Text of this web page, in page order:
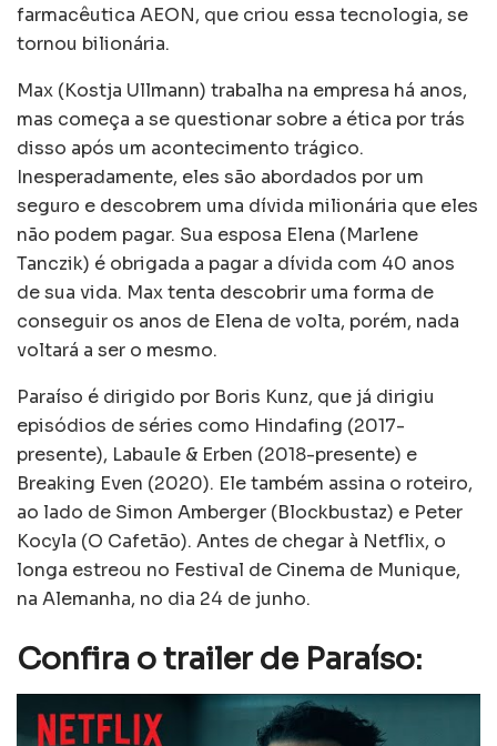
farmacêutica AEON, que criou essa tecnologia, se
tornou bilionária.
Max (Kostja Ullmann) trabalha na empresa há anos,
mas começa a se questionar sobre a ética por trás
disso após um acontecimento trágico.
Inesperadamente, eles são abordados por um
seguro e descobrem uma dívida milionária que eles
não podem pagar. Sua esposa Elena (Marlene
Tanczik) é obrigada a pagar a dívida com 40 anos
de sua vida. Max tenta descobrir uma forma de
conseguir os anos de Elena de volta, porém, nada
voltará a ser o mesmo.
Paraíso é dirigido por Boris Kunz, que já dirigiu
episódios de séries como Hindafing (2017-
presente), Labaule & Erben (2018-presente) e
Breaking Even (2020). Ele também assina o roteiro,
ao lado de Simon Amberger (Blockbustaz) e Peter
Kocyla (O Cafetão). Antes de chegar à Netflix, o
longa estreou no Festival de Cinema de Munique,
na Alemanha, no dia 24 de junho.
Confira o trailer de Paraíso: